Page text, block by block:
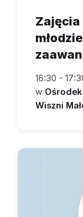
Zajęcia
16:30 -
w
Wiszni